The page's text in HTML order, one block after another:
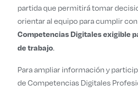
partida que permitirá tomar
orientar al equipo para cumplir
Competencias Digitales exigible
de trabajo.
Para ampliar información y
de Competencias Digitales